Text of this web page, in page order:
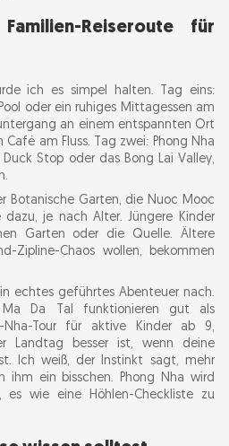
Reiseroute für
ich es simpel halten. Tag eins:
oder ein ruhiges Mittagessen am
an einem entspannten Ort
am Fluss. Tag zwei: Phong Nha
Stop oder das Bong Lai Valley,
Botanische Garten, die Nuoc Mooc
je nach Alter. Jüngere Kinder
Garten oder die Quelle. Ältere
Zipline-Chaos wollen, bekommen
echtes geführtes Abenteuer nach.
Da Tal funktionieren gut als
Nha-Tour für aktive Kinder ab 9,
Landtag besser ist, wenn deine
Ich weiß, der Instinkt sagt, mehr
ihm ein bisschen. Phong Nha wird
es wie eine Höhlen-Checkliste zu